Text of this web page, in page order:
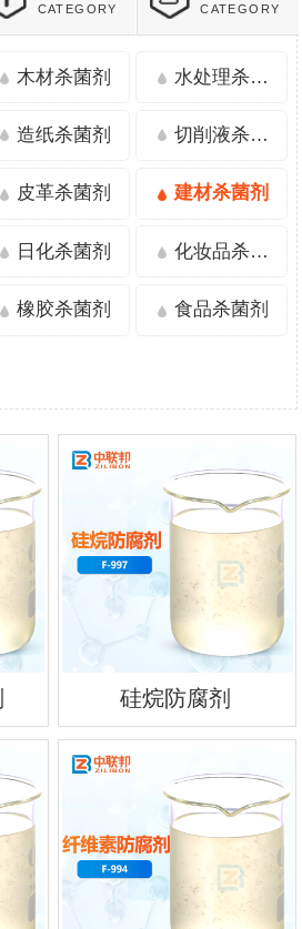
木材杀菌剂 水处理杀菌剂
造纸杀菌剂 切削液杀菌剂
皮革杀菌剂 建材杀菌剂
日化杀菌剂 化妆品杀菌剂
橡胶杀菌剂 食品杀菌剂
CATEGORY CATEGORY
硅烷防腐剂